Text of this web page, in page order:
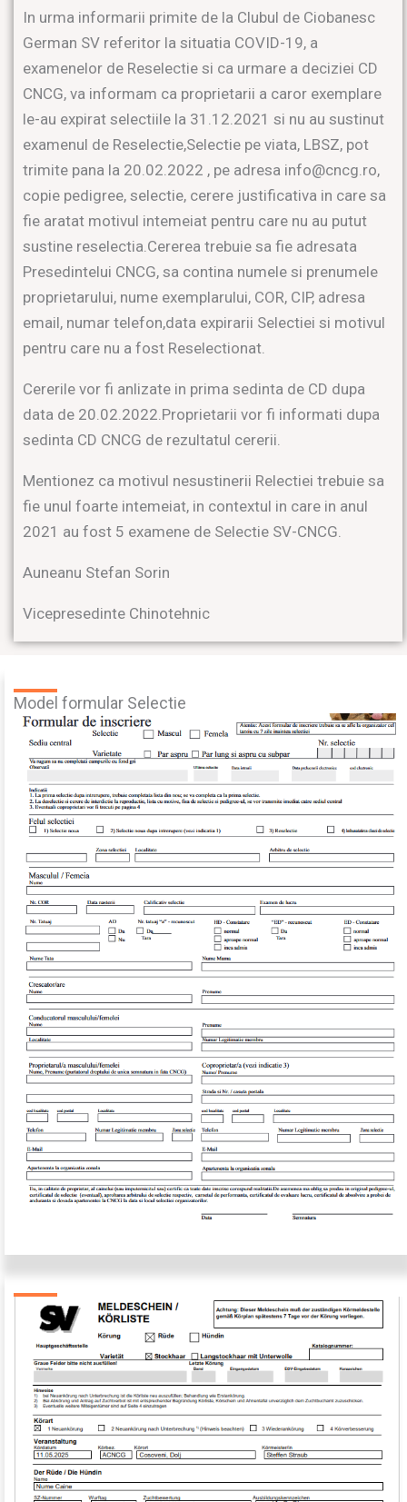
In urma informarii primite de la Clubul de Ciobanesc
German SV referitor la situatia COVID-19, a
examenelor de Reselectie si ca urmare a deciziei CD
CNCG, va informam ca proprietarii a caror exemplare
le-au expirat selectiile la 31.12.2021 si nu au sustinut
examenul de Reselectie,Selectie pe viata, LBSZ, pot
trimite pana la 20.02.2022 , pe adresa info@cncg.ro,
copie pedigree, selectie, cerere justificativa in care sa
fie aratat motivul intemeiat pentru care nu au putut
sustine reselectia.Cererea trebuie sa fie adresata
Presedintelui CNCG, sa contina numele si prenumele
proprietarului, nume exemplarului, COR, CIP, adresa
email, numar telefon,data expirarii Selectiei si motivul
pentru care nu a fost Reselectionat.
Cererile vor fi anlizate in prima sedinta de CD dupa
data de 20.02.2022.Proprietarii vor fi informati dupa
sedinta CD CNCG de rezultatul cererii.
Mentionez ca motivul nesustinerii Relectiei trebuie sa
fie unul foarte intemeiat, in contextul in care in anul
2021 au fost 5 examene de Selectie SV-CNCG.
Auneanu Stefan Sorin
Vicepresedinte Chinotehnic
Model formular Selectie